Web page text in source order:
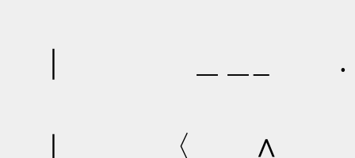
｜ ＿＿_ .
｜ 〈＿＿∧